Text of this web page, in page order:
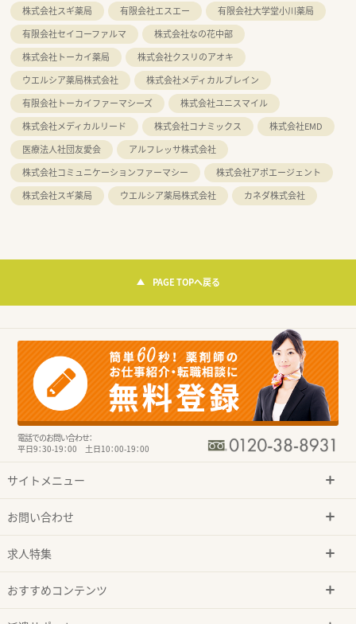
株式会社スギ薬局
有限会社エスエー
有限会社大学堂小川薬局
有限会社セイコーファルマ
株式会社なの花中部
株式会社トーカイ薬局
株式会社クスリのアオキ
ウエルシア薬局株式会社
株式会社メディカルブレイン
有限会社トーカイファーマシーズ
株式会社ユニスマイル
株式会社メディカルリード
株式会社コナミックス
株式会社EMD
医療法人社団友愛会
アルフレッサ株式会社
株式会社コミュニケーションファーマシー
株式会社アポエージェント
株式会社スギ薬局
ウエルシア薬局株式会社 カネダ株式会社
PAGE TOPへ戻る
電話でのお問い合わせ：
平日9：30-19：00 土日10：00-19：00
サイトメニュー
お問い合わせ
求人特集
おすすめコンテンツ